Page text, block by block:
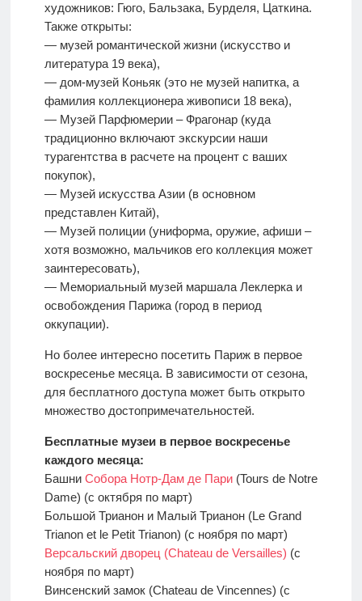
художников: Гюго, Бальзака, Бурделя, Цаткина.
Также открыты:
— музей романтической жизни (искусство и
литература 19 века),
— дом-музей Коньяк (это не музей напитка, а
фамилия коллекционера живописи 18 века),
— Музей Парфюмерии – Фрагонар (куда
традиционно включают экскурсии наши
турагентства в расчете на процент с ваших
покупок),
— Музей искусства Азии (в основном
представлен Китай),
— Музей полиции (униформа, оружие, афиши –
хотя возможно, мальчиков его коллекция может
заинтересовать),
— Мемориальный музей маршала Леклерка и
освобождения Парижа (город в период
оккупации).
Но более интересно посетить Париж в первое
воскресенье месяца. В зависимости от сезона,
для бесплатного доступа может быть открыто
множество достопримечательностей.
Бесплатные музеи в первое воскресенье
каждого месяца:
Башни Собора Нотр-Дам де Пари(Tours de Notre
Dame) (с октября по март)
Большой Трианон и Малый Трианон (Le Grand
Trianon et le Petit Trianon) (с ноября по март)
Версальский дворец (Chateau de Versailles) (с
ноября по март)
Винсенский замок (Chateau de Vincennes) (с